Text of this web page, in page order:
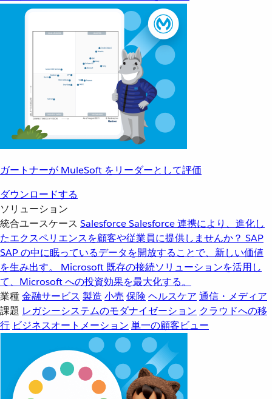
ガートナーが MuleSoft をリーダーとして評価
ダウンロードする
ソリューション
統合ユースケース SalesforceSalesforce 連携により、進化し
たエクスペリエンスを顧客や従業員に提供しませんか？ SAP
SAP の中に眠っているデータを開放することで、新しい価値
を生み出す。
Microsoft 既存の接続ソリューションを活用し
て、Microsoft への投資効果を最大化する。
業種金融サービス 製造 小売 保険 ヘルスケア 通信・メディア
課題 レガシーシステムのモダナイゼーション クラウドへの移
行 ビジネスオートメーション 単一の顧客ビュー